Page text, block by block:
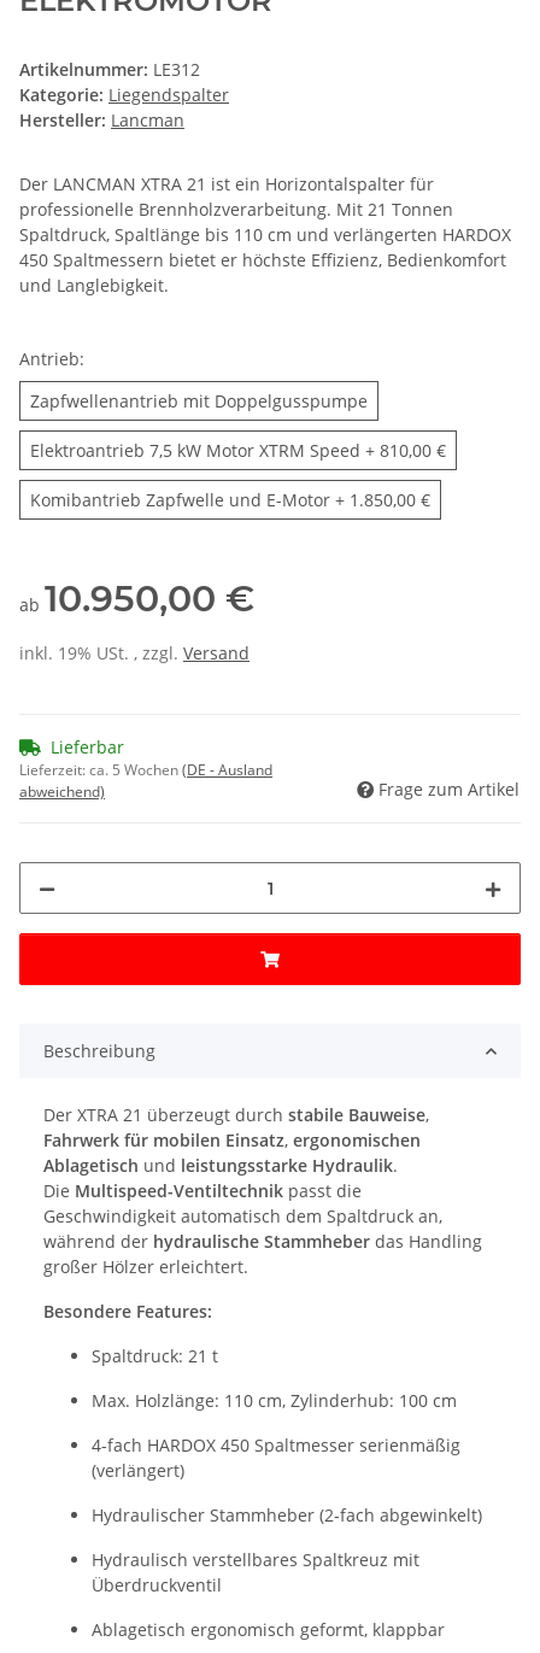
Artikelnummer: LE312
Kategorie: Liegendspalter
Hersteller: Lancman
Der LANCMAN XTRA 21 ist ein Horizontalspalter für
professionelle Brennholzverarbeitung. Mit 21 Tonnen
Spaltdruck, Spaltlänge bis 110 cm und verlängerten HARDOX
450 Spaltmessern bietet er höchste Effizienz, Bedienkomfort
und Langlebigkeit.
Antrieb:
Zapfwellenantrieb mit Doppelgusspumpe
Elektroantrieb 7,5 kW Motor XTRM Speed Elektroantrieb 7,5
+ 810,00 €
Komibantrieb Zapfwelle und E-Motor Komibantrieb Zapfwelle
+ 1.850,00 €
ab 10.950,00 €
inkl. 19% USt. , zzgl. Versand
Lieferbar
Lieferzeit:ca. 5 Wochen(DE - Ausland
abweichend)
Frage zum Artikel
Beschreibung
Der XTRA 21 überzeugt durch stabile Bauweise,
Fahrwerk für mobilen Einsatz, ergonomischen
Ablagetisch und leistungsstarke Hydraulik.
Die Multispeed-Ventiltechnik passt die
Geschwindigkeit automatisch dem Spaltdruck an,
während der hydraulische Stammheber das Handling
großer Hölzer erleichtert.
Besondere Features:
Spaltdruck: 21 t
Max. Holzlänge: 110 cm, Zylinderhub: 100 cm
4-fach HARDOX 450 Spaltmesser serienmäßig
(verlängert)
Hydraulischer Stammheber (2-fach abgewinkelt)
Hydraulisch verstellbares Spaltkreuz mit
Überdruckventil
Ablagetisch ergonomisch geformt, klappbar